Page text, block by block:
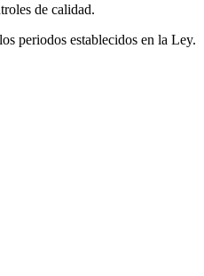
de calidad.
periodos establecidos en la Ley.